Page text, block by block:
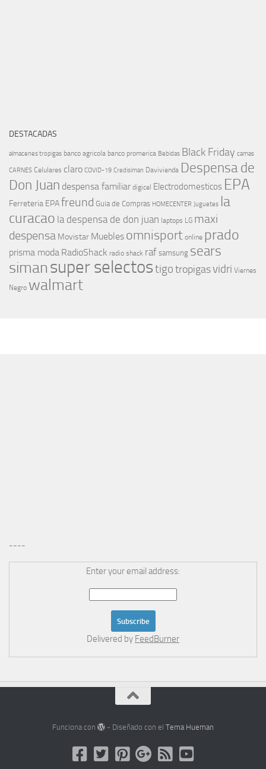
DESTACADAS
almacenes tropigas banco agricola banco promerica Bebidas Black Friday camas
CARNES Celulares claro COVID-19 Credisiman Davivienda Despensa de
Don Juan despensa familiar digicel Electrodomesticos EPA
Ferreteria EPAfreund Guia de Compras HOMECENTER Juguetes la
curacao la despensa de don juan laptops LG maxi
despensa Movistar Muebles omnisport online prado
prisma moda RadioShack radio shack raf samsung sears
simansuper selectostigotropigasvidri Viernes
Negro walmart
----
Enter your email address:
Delivered by FeedBurner
Funciona con - Diseñado con elTema Hueman